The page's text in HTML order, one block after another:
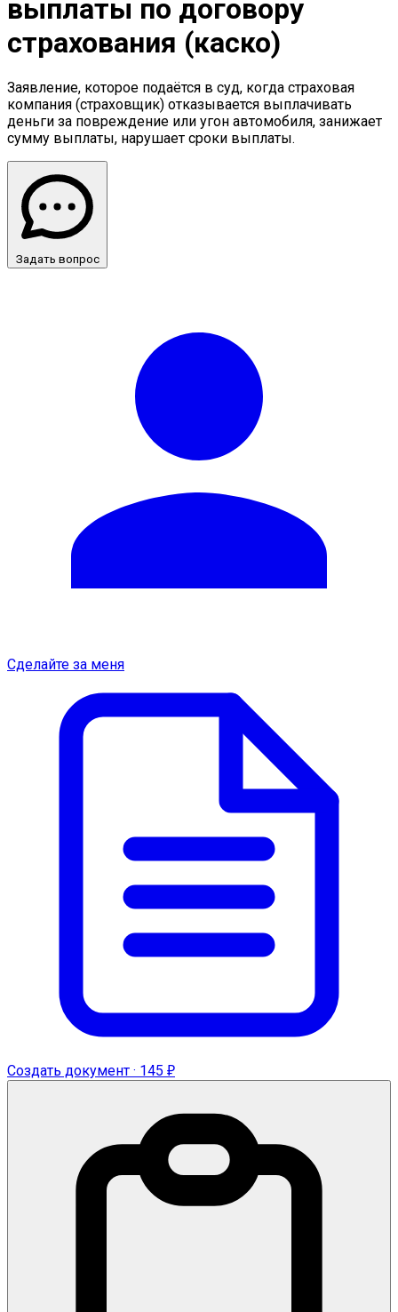
выплаты по договору
страхования (каско)
Заявление, которое подаётся в суд, когда страховая
компания (страховщик) отказывается выплачивать
деньги за повреждение или угон автомобиля, занижает
сумму выплаты, нарушает сроки выплаты.
Задать вопрос
Сделайте за меня
Создать документ · 145 ₽